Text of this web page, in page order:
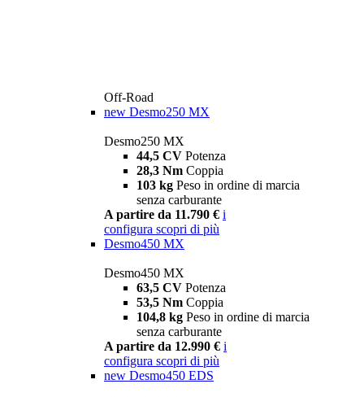
Off-Road
new Desmo250 MX
Desmo250 MX
44,5 CV Potenza
28,3 Nm Coppia
103 kg Peso in ordine di marcia
senza carburante
A partire da 11.790 € i
configura scopri di più
Desmo450 MX
Desmo450 MX
63,5 CV Potenza
53,5 Nm Coppia
104,8 kg Peso in ordine di marcia
senza carburante
A partire da 12.990 € i
configura scopri di più
new Desmo450 EDS